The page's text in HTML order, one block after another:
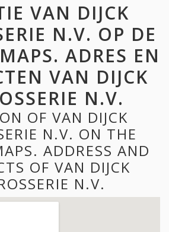
VAN DIJCK
N.V. OP DE
ADRES EN
VAN DIJCK
N.V.
OF VAN DIJCK
N.V. ON THE
ADDRESS AND
OF VAN DIJCK
N.V.